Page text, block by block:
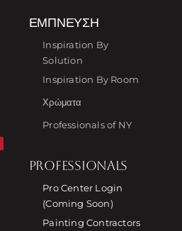
ΈΜΠΝΕΥΣΗ
Inspiration By
Solution
Inspiration By Room
Χρώματα
Professionals of NY
PROFESSIONALS
Pro Center Login
(Coming Soon)
Painting Contractors